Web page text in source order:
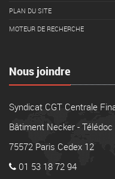
PLAN DU SITE
MOTEUR DE RECHERCHE
Nous joindre
Syndicat CGT Centrale
Bâtiment Necker -
75572 Paris Cedex 12
01 53 18 72 94